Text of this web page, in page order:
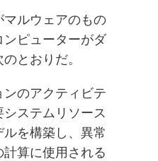
ルウェアのもの
ピューターがダ
とおりだ。
のアクティビテ
ステムリソース
を構築し、異常
算に使用される